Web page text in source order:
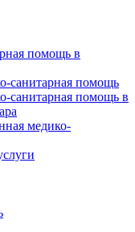
помощь в
санитарная помощь
санитарная помощь в
медико-